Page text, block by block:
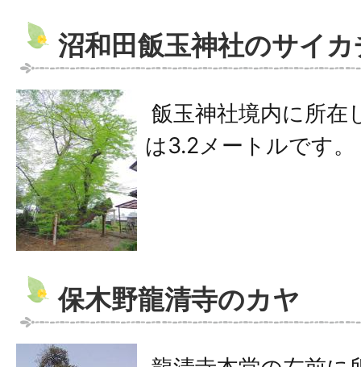
沼和田飯玉神社のサイカ
飯玉神社境内に所在
は3.2メートルです。
保木野龍清寺のカヤ